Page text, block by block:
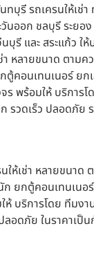
บุรี รถเครนให้เช่
นออก ชลบุรี ระยอ
บุรี และ สระแก้ว ใ
หลายขนาด ตามค
อนเทนเนอร์ ยกเ
ร พร้อมให้ บริการ
รวดเร็ว ปลอดภัย
ให้เช่า หลายขนาด
ยกตู้คอนเทนเนอร์
ห้ บริการโดย ทีมง
อดภัย ในราคาเป็น